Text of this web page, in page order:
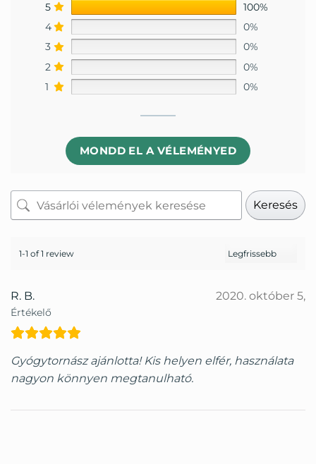
5
100%
4
0%
3
0%
2
0%
1
0%
MONDD EL A VÉLEMÉNYED
Keresés
1-1 of 1 review
R. B.
Értékelő
2020. október 5,
Gyógytornász ajánlotta! Kis helyen elfér, használata
nagyon könnyen megtanulható.